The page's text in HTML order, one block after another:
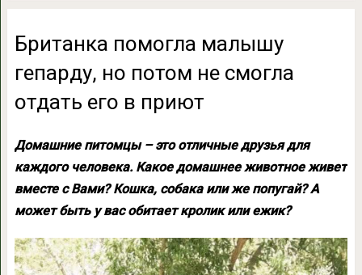
Британка помогла малышу
гепарду, но потом не смогла
отдать его в приют
Домашние питомцы – это отличные друзья для
каждого человека. Какое домашнее животное живет
вместе с Вами? Кошка, собака или же попугай? А
может быть у вас обитает кролик или ежик?